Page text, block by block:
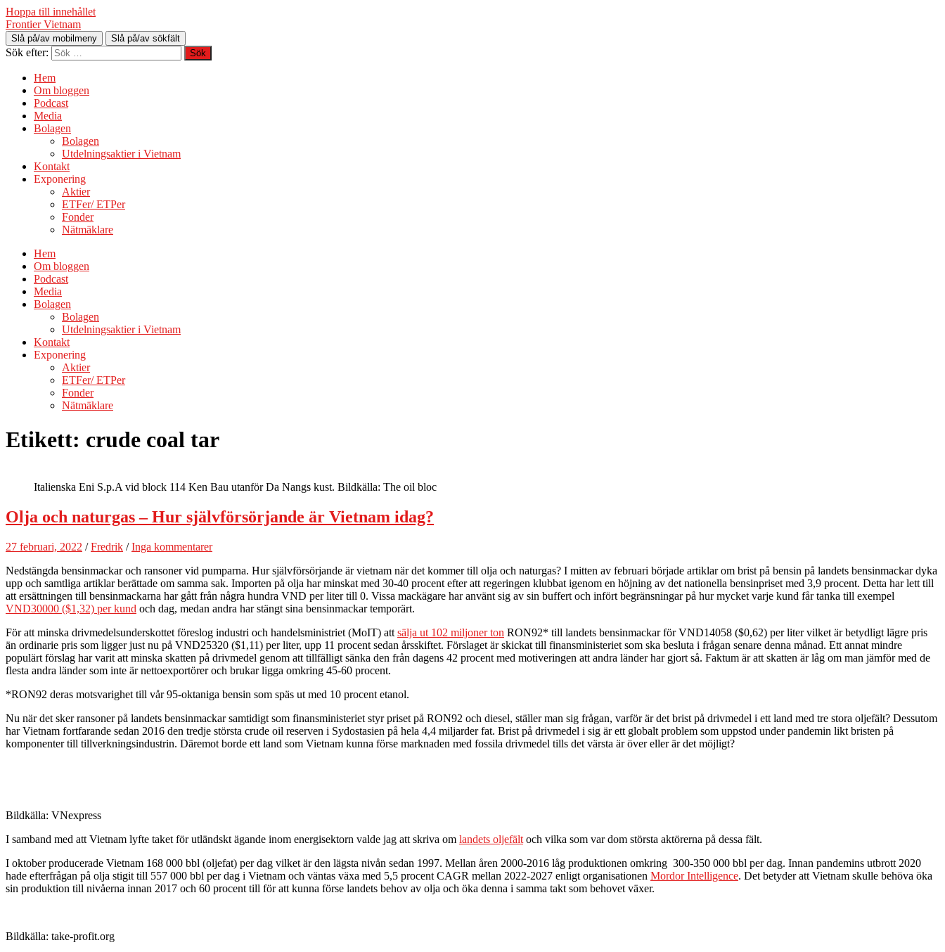
Hoppa till innehållet
Frontier Vietnam
Slå på/av mobilmeny Slå på/av sökfält
Sök efter:
Hem
Om bloggen
Podcast
Media
Bolagen
Bolagen
Utdelningsaktier i Vietnam
Kontakt
Exponering
Aktier
ETFer/ ETPer
Fonder
Nätmäklare
Hem
Om bloggen
Podcast
Media
Bolagen
Bolagen
Utdelningsaktier i Vietnam
Kontakt
Exponering
Aktier
ETFer/ ETPer
Fonder
Nätmäklare
Etikett: crude coal tar
Italienska Eni S.p.A vid block 114 Ken Bau utanför Da Nangs kust. Bildkälla: The oil bloc
Olja och naturgas – Hur självförsörjande är Vietnam idag?
27 februari, 2022 /Fredrik /Inga kommentarer
Nedstängda bensinmackar och ransoner vid pumparna. Hur självförsörjande är vietnam när det kommer till olja och naturgas? I mitten av februari började artiklar om brist på bensin på landets bensinmackar dyka
upp och samtliga artiklar berättade om samma sak. Importen på olja har minskat med 30-40 procent efter att regeringen klubbat igenom en höjning av det nationella bensinpriset med 3,9 procent. Detta har lett till
att ersättningen till bensinmackarna har gått från några hundra VND per liter till 0. Vissa mackägare har använt sig av sin buffert och infört begränsningar på hur mycket varje kund får tanka till exempel
VND30000 ($1,32) per kund och dag, medan andra har stängt sina bensinmackar temporärt.
För att minska drivmedelsunderskottet föreslog industri och handelsministriet (MoIT) att sälja ut 102 miljoner ton RON92* till landets bensinmackar för VND14058 ($0,62) per liter vilket är betydligt lägre pris
än ordinarie pris som ligger just nu på VND25320 ($1,11) per liter, upp 11 procent sedan årsskiftet. Förslaget är skickat till finansministeriet som ska besluta i frågan senare denna månad. Ett annat mindre
populärt förslag har varit att minska skatten på drivmedel genom att tillfälligt sänka den från dagens 42 procent med motiveringen att andra länder har gjort så. Faktum är att skatten är låg om man jämför med de
flesta andra länder som inte är nettoexportörer och brukar ligga omkring 45-60 procent.
*RON92 deras motsvarighet till vår 95-oktaniga bensin som späs ut med 10 procent etanol.
Nu när det sker ransoner på landets bensinmackar samtidigt som finansministeriet styr priset på RON92 och diesel, ställer man sig frågan, varför är det brist på drivmedel i ett land med tre stora oljefält? Dessutom
har Vietnam fortfarande sedan 2016 den tredje största crude oil reserven i Sydostasien på hela 4,4 miljarder fat. Brist på drivmedel i sig är ett globalt problem som uppstod under pandemin likt bristen på
komponenter till tillverkningsindustrin. Däremot borde ett land som Vietnam kunna förse marknaden med fossila drivmedel tills det värsta är över eller är det möjligt?
Bildkälla: VNexpress
I samband med att Vietnam lyfte taket för utländskt ägande inom energisektorn valde jag att skriva om landets oljefält och vilka som var dom största aktörerna på dessa fält.
I oktober producerade Vietnam 168 000 bbl (oljefat) per dag vilket är den lägsta nivån sedan 1997. Mellan åren 2000-2016 låg produktionen omkring 300-350 000 bbl per dag. Innan pandemins utbrott 2020
hade efterfrågan på olja stigit till 557 000 bbl per dag i Vietnam och väntas växa med 5,5 procent CAGR mellan 2022-2027 enligt organisationen Mordor Intelligence. Det betyder att Vietnam skulle behöva öka
sin produktion till nivåerna innan 2017 och 60 procent till för att kunna förse landets behov av olja och öka denna i samma takt som behovet växer.
Bildkälla: take-profit.org